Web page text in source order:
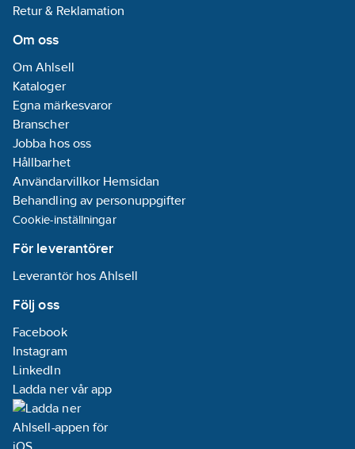
Retur & Reklamation
Om oss
Om Ahlsell
Kataloger
Egna märkesvaror
Branscher
Jobba hos oss
Hållbarhet
Användarvillkor Hemsidan
Behandling av personuppgifter
Cookie-inställningar
För leverantörer
Leverantör hos Ahlsell
Följ oss
Facebook
Instagram
LinkedIn
Ladda ner vår app